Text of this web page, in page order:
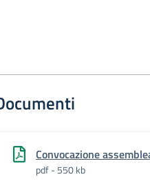
Convocazione
pdf - 550 kb